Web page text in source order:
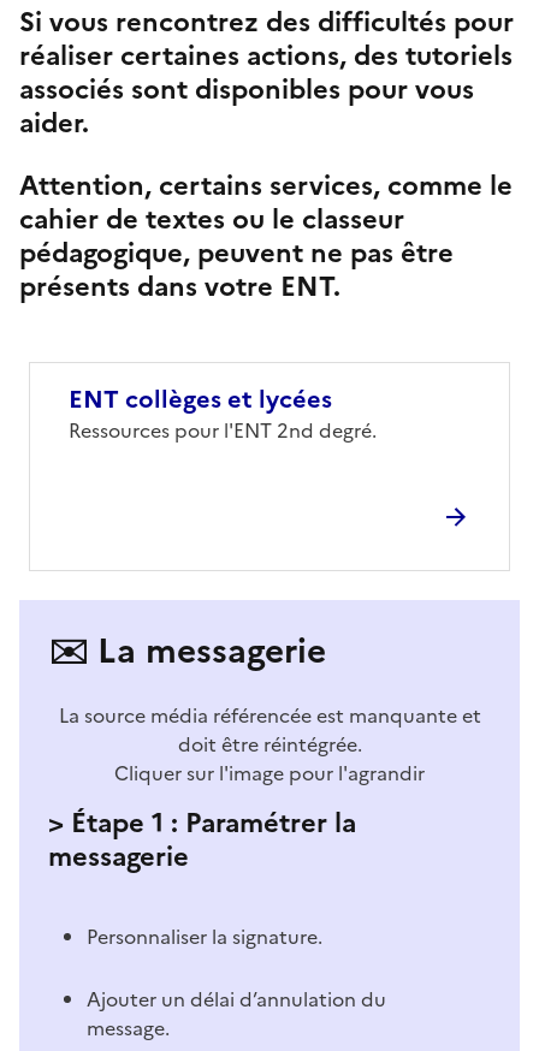
Si vous rencontrez des difficultés pour
réaliser certaines actions, des tutoriels
associés sont disponibles pour vous
aider.
Attention, certains services, comme le
cahier de textes ou le classeur
pédagogique, peuvent ne pas être
présents dans votre ENT.
ENT collèges et lycées
Corps
Ressources pour l'ENT 2nd degré.
✉️ La messagerie
La source média référencée est manquante et
doit être réintégrée.
Cliquer sur l'image pour l'agrandir
> Étape 1 : Paramétrer la
messagerie
Personnaliser la signature.
Ajouter un délai d’annulation du
message.